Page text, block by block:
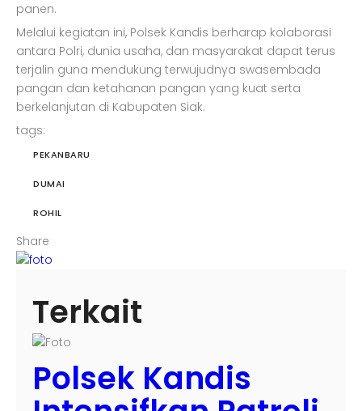
panen.
Melalui kegiatan ini, Polsek Kandis berharap kolaborasi
antara Polri, dunia usaha, dan masyarakat dapat terus
terjalin guna mendukung terwujudnya swasembada
pangan dan ketahanan pangan yang kuat serta
berkelanjutan di Kabupaten Siak.
tags:
PEKANBARU
DUMAI
ROHIL
Share
Terkait
Polsek Kandis